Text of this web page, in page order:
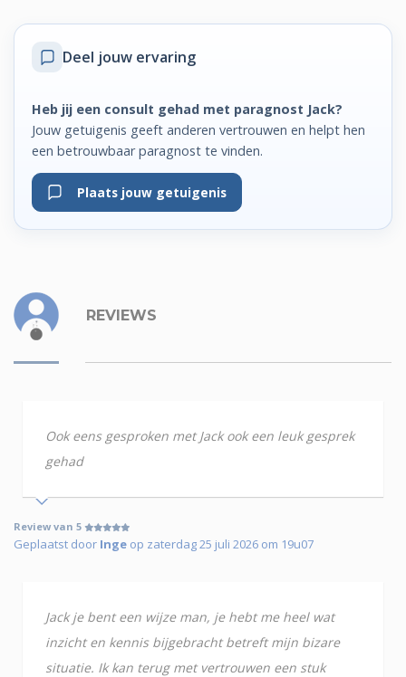
Deel jouw ervaring
Heb jij een consult gehad met paragnost Jack?
Jouw getuigenis geeft anderen vertrouwen en helpt hen
een betrouwbaar paragnost te vinden.
Plaats jouw getuigenis
REVIEWS
Ook eens gesproken met Jack ook een leuk gesprek
gehad
Review van 5
Geplaatst door Inge op zaterdag 25 juli 2026 om 19u07
Jack je bent een wijze man, je hebt me heel wat
inzicht en kennis bijgebracht betreft mijn bizare
situatie. Ik kan terug met vertrouwen een stuk